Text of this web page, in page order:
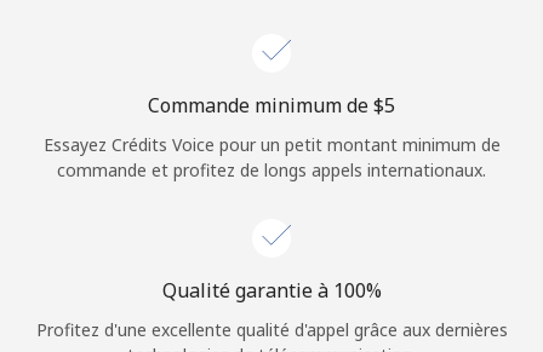
Commande minimum de ⁦$5⁩
Essayez Crédits Voice pour un petit montant minimum de
commande et profitez de longs appels internationaux.
Qualité garantie à 100%
Profitez d'une excellente qualité d'appel grâce aux dernières